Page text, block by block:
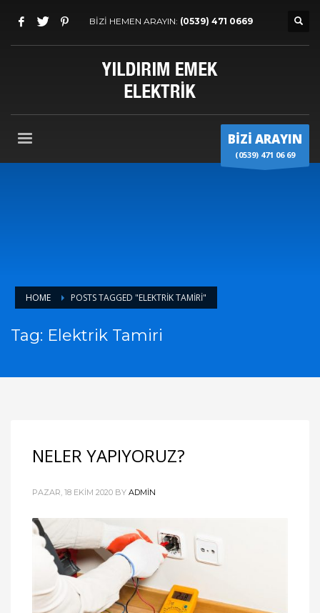
BİZİ HEMEN ARAYIN: (0539) 471 0669
BİZİ ARAYIN
(0539) 471 06 69
HOME POSTS TAGGED "ELEKTRIK TAMIRI"
Tag: Elektrik Tamiri
NELER YAPIYORUZ?
PAZAR, 18 EKIM 2020 BY ADMIN